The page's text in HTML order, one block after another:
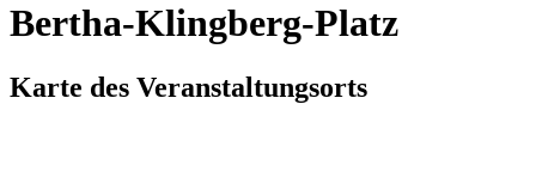
Bertha-Klingberg-Platz
Karte des Veranstaltungsorts